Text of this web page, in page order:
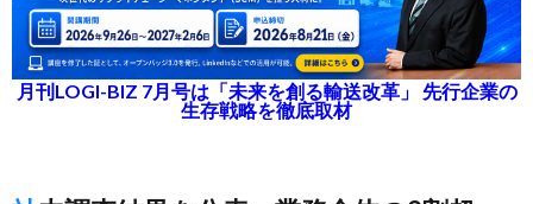
月刊LOGI-BIZ 7月号は「未来を創る輸送改革」 先行企業の
生存戦略を徹底取材